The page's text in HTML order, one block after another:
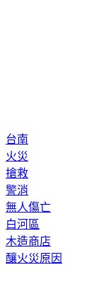
台南
火災
搶救
警消
無人傷亡
白河區
木造商店
釀火災原因